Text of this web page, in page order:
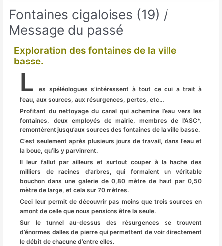
Fontaines cigaloises (19) /
Message du passé
Exploration des fontaines de la ville
basse.
L
es spéléologues s’intéressent à tout ce qui a trait à
l’eau, aux sources, aux résurgences, pertes, etc…
Profitant du nettoyage du canal qui achemine l’eau vers les
fontaines, deux employés de mairie, membres de l’ASC*,
remontèrent jusqu’aux sources des fontaines de la ville basse.
C’est seulement après plusieurs jours de travail, dans l’eau et
la boue, qu’ils y parvinrent.
Il leur fallut par ailleurs et surtout couper à la hache des
milliers de racines d’arbres, qui formaient un véritable
bouchon dans une galerie de 0,80 mètre de haut par 0,50
mètre de large, et cela sur 70 mètres.
Ceci leur permit de découvrir pas moins que trois sources en
amont de celle que nous pensions être la seule.
Sur le tunnel au-dessus des résurgences se trouvent
d’énormes dalles de pierre qui permettent de voir directement
le débit de chacune d’entre elles.